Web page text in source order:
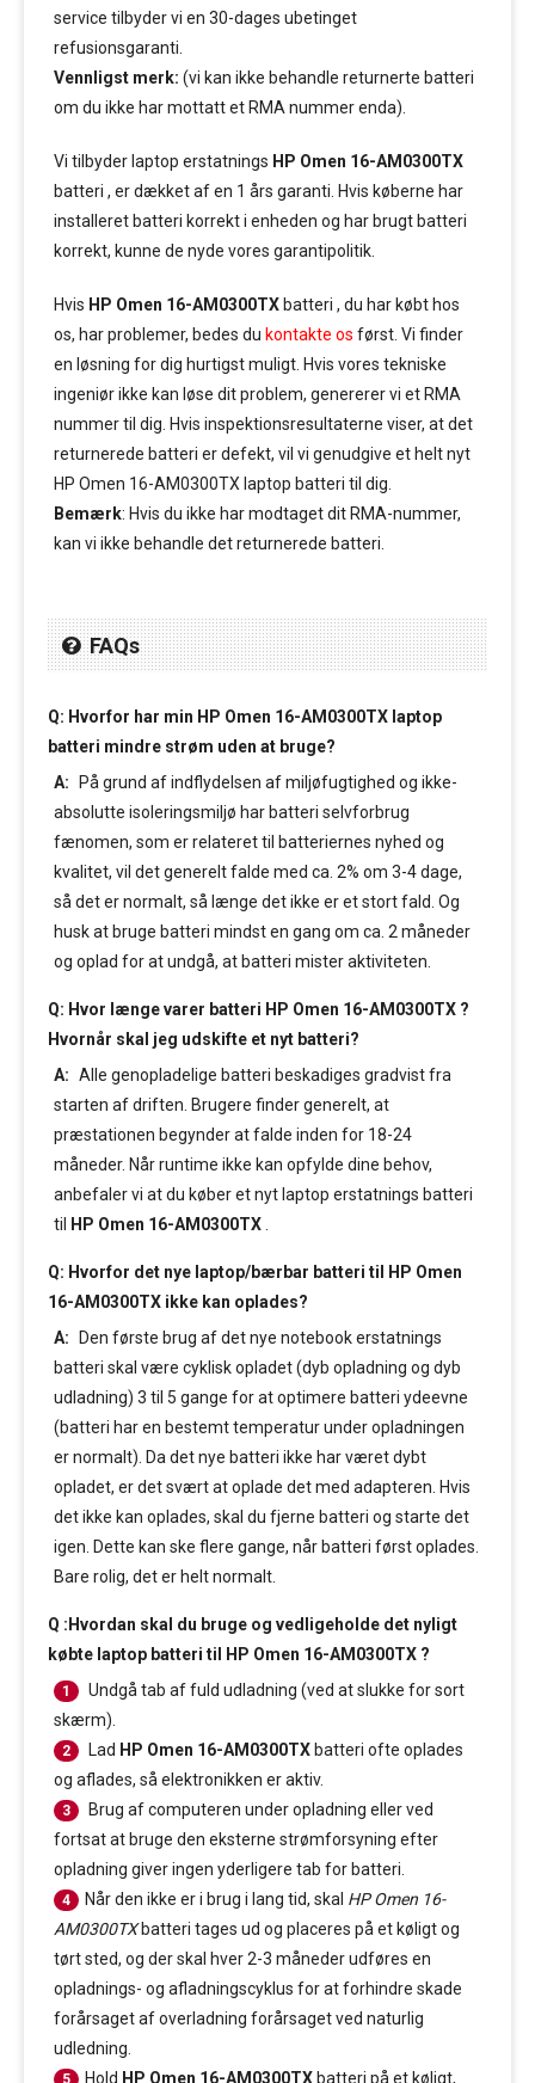
service tilbyder vi en 30-dages ubetinget
refusionsgaranti.
Vennligst merk: (vi kan ikke behandle returnerte batteri
om du ikke har mottatt et RMA nummer enda).
Vi tilbyder laptop erstatnings HP Omen 16-AM0300TX
batteri , er dækket af en 1 års garanti. Hvis køberne har
installeret batteri korrekt i enheden og har brugt batteri
korrekt, kunne de nyde vores garantipolitik.
Hvis HP Omen 16-AM0300TX batteri , du har købt hos
os, har problemer, bedes du kontakte os først. Vi finder
en løsning for dig hurtigst muligt. Hvis vores tekniske
ingeniør ikke kan løse dit problem, genererer vi et RMA
nummer til dig. Hvis inspektionsresultaterne viser, at det
returnerede batteri er defekt, vil vi genudgive et helt nyt
HP Omen 16-AM0300TX laptop batteri til dig.
Bemærk: Hvis du ikke har modtaget dit RMA-nummer,
kan vi ikke behandle det returnerede batteri.
FAQs
Q: Hvorfor har min HP Omen 16-AM0300TX laptop
batteri mindre strøm uden at bruge?
A:
På grund af indflydelsen af miljøfugtighed og ikke-
absolutte isoleringsmiljø har batteri selvforbrug
fænomen, som er relateret til batteriernes nyhed og
kvalitet, vil det generelt falde med ca. 2% om 3-4 dage,
så det er normalt, så længe det ikke er et stort fald. Og
husk at bruge batteri mindst en gang om ca. 2 måneder
og oplad for at undgå, at batteri mister aktiviteten.
Q: Hvor længe varer batteri HP Omen 16-AM0300TX ?
Hvornår skal jeg udskifte et nyt batteri?
A: Alle genopladelige batteri beskadiges gradvist fra
starten af driften. Brugere finder generelt, at
præstationen begynder at falde inden for 18-24
måneder. Når runtime ikke kan opfylde dine behov,
anbefaler vi at du køber et nyt laptop erstatnings batteri
til
HP Omen 16-AM0300TX
Q: Hvorfor det nye laptop/bærbar batteri til HP Omen
16-AM0300TX ikke kan oplades?
A:
Den første brug af det nye notebook erstatnings
batteri skal være cyklisk opladet (dyb opladning og dyb
udladning) 3 til 5 gange for at optimere batteri ydeevne
(batteri har en bestemt temperatur under opladningen
er normalt). Da det nye batteri ikke har været dybt
opladet, er det svært at oplade det med adapteren. Hvis
det ikke kan oplades, skal du fjerne batteri og starte det
igen. Dette kan ske flere gange, når batteri først oplades.
Bare rolig, det er helt normalt.
Q :Hvordan skal du bruge og vedligeholde det nyligt
købte laptop batteri til HP Omen 16-AM0300TX ?
1
Undgå tab af fuld udladning (ved at slukke for sort
skærm).
2 Lad HP Omen 16-AM0300TX batteri ofte oplades
og aflades, så elektronikken er aktiv.
3
Brug af computeren under opladning eller ved
fortsat at bruge den eksterne strømforsyning efter
opladning giver ingen yderligere tab for batteri.
4 Når den ikke er i brug i lang tid, skal HP Omen 16-
AM0300TXbatteri tages ud og placeres på et køligt og
tørt sted, og der skal hver 2-3 måneder udføres en
opladnings- og afladningscyklus for at forhindre skade
forårsaget af overladning forårsaget ved naturlig
udledning.
Hold HP Omen 16-AM0300TX batteri på et køligt,